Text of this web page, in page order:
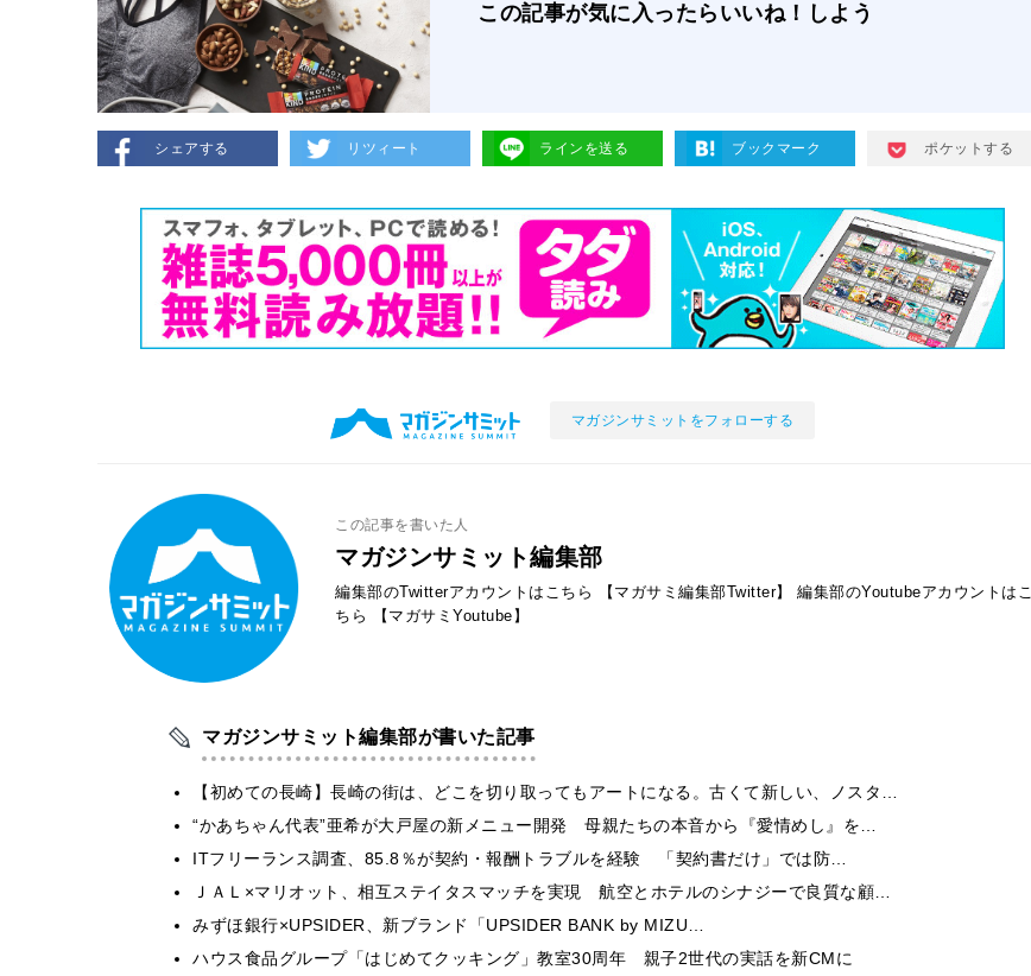
この記事が気に入ったらいいね！しよう
シェアする リツィート ラインを送る ブックマーク ポケットする
マガジンサミットをフォローする
この記事を書いた人
マガジンサミット編集部
編集部のTwitterアカウントはこちら 【マガサミ編集部Twitter】
編集部のYoutubeアカウントはこ
ちら
【マガサミYoutube】
マガジンサミット編集部が書いた記事
【初めての長崎】長崎の街は、どこを切り取ってもアートになる。古くて新しい、ノスタ…
“かあちゃん代表”亜希が大戸屋の新メニュー開発 母親たちの本音から『愛情めし』を…
ITフリーランス調査、85.8％が契約・報酬トラブルを経験 「契約書だけ」では防…
ＪＡＬ×マリオット、相互ステイタスマッチを実現 航空とホテルのシナジーで良質な顧…
みずほ銀行×UPSIDER、新ブランド「UPSIDER BANK by MIZU…
ハウス食品グループ「はじめてクッキング」教室30周年 親子2世代の実話を新CMに